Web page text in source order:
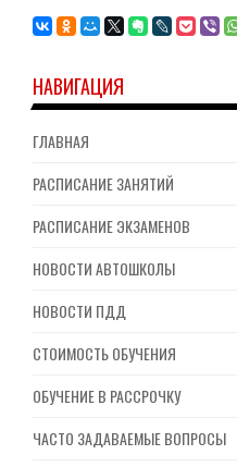
НАВИГАЦИЯ
ГЛАВНАЯ
РАСПИСАНИЕ ЗАНЯТИЙ
РАСПИСАНИЕ ЭКЗАМЕНОВ
НОВОСТИ АВТОШКОЛЫ
НОВОСТИ ПДД
СТОИМОСТЬ ОБУЧЕНИЯ
ОБУЧЕНИЕ В РАССРОЧКУ
ЧАСТО ЗАДАВАЕМЫЕ ВОПРОСЫ